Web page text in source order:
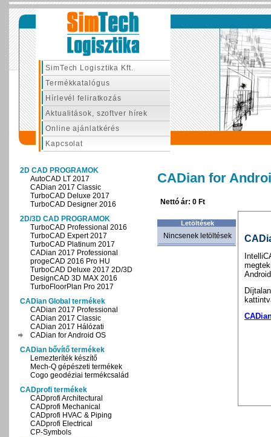
SimTech Logisztika Kft.
Termékkatalógus
Hírlevél feliratkozás
Aktualitások, szoftver hírek
Online ajánlatkérés
Kapcsolat
2D CAD PROGRAMOK
AutoCAD LT 2017
CADian 2017 Classic
TurboCAD Deluxe 2017
TurboCAD Designer 2016
2D/3D CAD PROGRAMOK
TurboCAD Professional 2016
TurboCAD Expert 2017
TurboCAD Platinum 2017
CADian 2017 Professional
progeCAD 2016 Pro HU
TurboCAD Deluxe 2017 2D/3D
DesignCAD 3D MAX 2016
TurboFloorPlan Pro 2017
CADian Global termékek
CADian 2017 Professional
CADian 2017 Classic
CADian 2017 Hálózati
CADian for Android OS
CADian bővítő termékek
Lemezteríték készítő
Mech-Q gépészeti termékek
Cogo geodéziai termékcsalád
CADprofi termékek
CADprofi Architectural
CADprofi Mechanical
CADprofi HVAC & Piping
CADprofi Electrical
CP-Symbols
CADian for
Nettó ár: 0 Ft
Letöltések
Nincsenek letöltések